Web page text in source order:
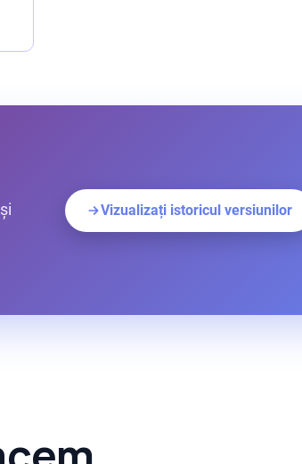
Vizualizați istoricul versiunilor